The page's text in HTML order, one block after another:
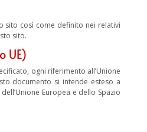
sito così come definito nei relativi
sito.
UE)
ogni riferimento all’Unione
documento si intende esteso a
Europea e dello Spazio